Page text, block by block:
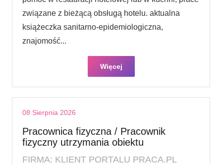
związane z bieżącą obsługą hotelu. aktualna
książeczka sanitarno-epidemiologiczna,
znajomość...
Więcej
08 Sierpnia 2026
Pracownica fizyczna / Pracownik
fizyczny utrzymania obiektu
FIRMA: KLIENT PORTALU PRACA.PL